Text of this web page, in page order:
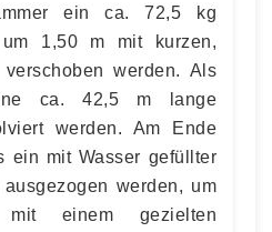
ein ca. 72,5 kg
1,50 m mit kurzen,
werden. Als
ca. 42,5 m lange
werden. Am Ende
ein mit Wasser gefüllter
werden, um
einem gezielten